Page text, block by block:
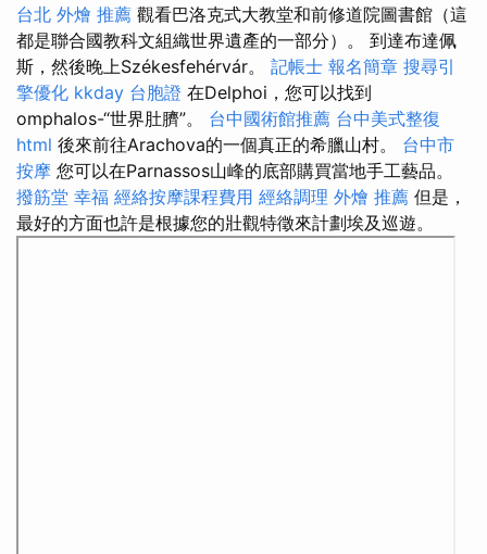
台北 外燴 推薦 觀看巴洛克式大教堂和前修道院圖書館（這
都是聯合國教科文組織世界遺產的一部分）。 到達布達佩
斯，然後晚上Székesfehérvár。 記帳士 報名簡章 搜尋引
擎優化 kkday 台胞證 在Delphoi，您可以找到
omphalos-“世界肚臍”。 台中國術館推薦 台中美式整復
html 後來前往Arachova的一個真正的希臘山村。 台中市
按摩 您可以在Parnassos山峰的底部購買當地手工藝品。
撥筋堂 幸福 經絡按摩課程費用 經絡調理 外燴 推薦 但是，
最好的方面也許是根據您的壯觀特徵來計劃埃及巡遊。